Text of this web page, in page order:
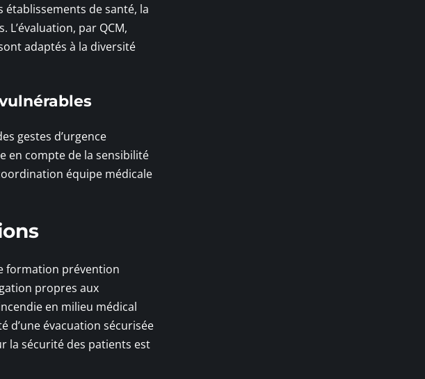
de santé, la
par QCM,
adaptés à la diversité
gestes d’urgence
en compte de la sensibilité
équipe médicale
formation prévention
propres aux
en milieu médical
d’une évacuation sécurisée
la sécurité des patients est